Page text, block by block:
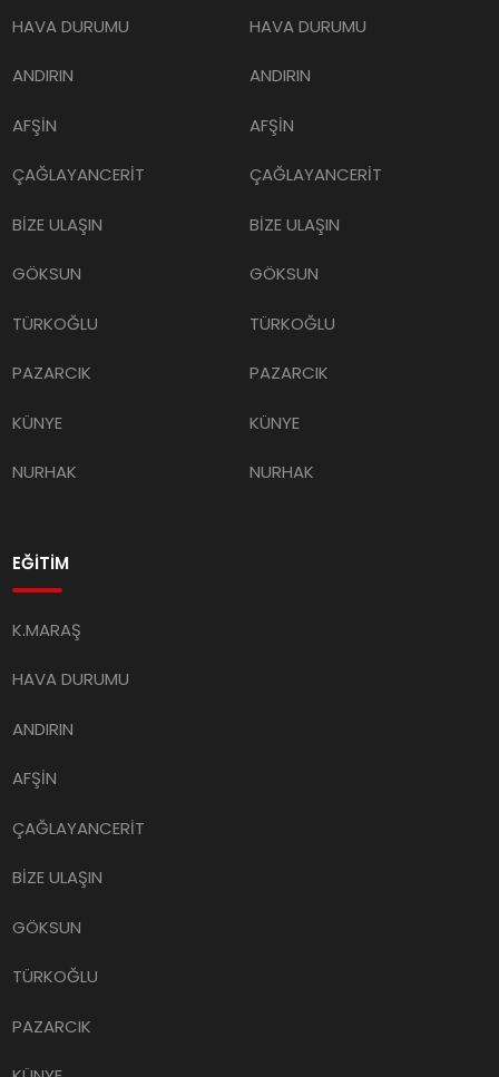
HAVA DURUMU
ANDIRIN
AFŞİN
ÇAĞLAYANCERİT
BİZE ULAŞIN
GÖKSUN
TÜRKOĞLU
PAZARCIK
KÜNYE
NURHAK
HAVA DURUMU
ANDIRIN
AFŞİN
ÇAĞLAYANCERİT
BİZE ULAŞIN
GÖKSUN
TÜRKOĞLU
PAZARCIK
KÜNYE
NURHAK
EĞİTİM
K.MARAŞ
HAVA DURUMU
ANDIRIN
AFŞİN
ÇAĞLAYANCERİT
BİZE ULAŞIN
GÖKSUN
TÜRKOĞLU
PAZARCIK